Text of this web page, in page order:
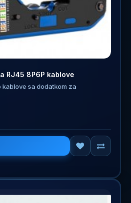
RJ45 8P6P kablove
kablove sa dodatkom za